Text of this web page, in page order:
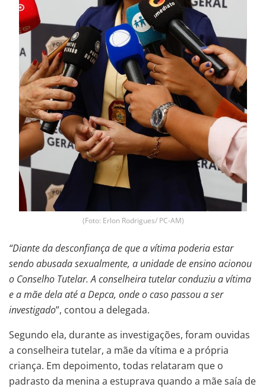
(Foto: Erlon Rodrigues/ PC-AM)
“Diante da desconfiança de que a vítima poderia estar
sendo abusada sexualmente, a unidade de ensino acionou
o Conselho Tutelar. A conselheira tutelar conduziu a vítima
e a mãe dela até a Depca, onde o caso passou a ser
investigado”, contou a delegada.
Segundo ela, durante as investigações, foram ouvidas
a conselheira tutelar, a mãe da vítima e a própria
criança. Em depoimento, todas relataram que o
padrasto da menina a estuprava quando a mãe saía de